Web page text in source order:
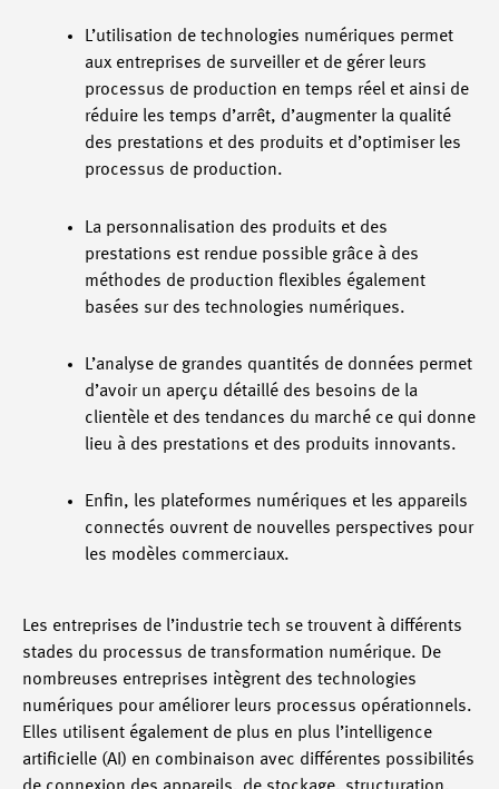
L’utilisation de technologies numériques permet
aux entreprises de surveiller et de gérer leurs
processus de production en temps réel et ainsi de
réduire les temps d’arrêt, d’augmenter la qualité
des prestations et des produits et d’optimiser les
processus de production.
La personnalisation des produits et des
prestations est rendue possible grâce à des
méthodes de production flexibles également
basées sur des technologies numériques.
L’analyse de grandes quantités de données permet
d’avoir un aperçu détaillé des besoins de la
clientèle et des tendances du marché ce qui donne
lieu à des prestations et des produits innovants.
Enfin, les plateformes numériques et les appareils
connectés ouvrent de nouvelles perspectives pour
les modèles commerciaux.
Les entreprises de l’industrie tech se trouvent à différents
stades du processus de transformation numérique. De
nombreuses entreprises intègrent des technologies
numériques pour améliorer leurs processus opérationnels.
Elles utilisent également de plus en plus l’intelligence
artificielle (AI) en combinaison avec différentes possibilités